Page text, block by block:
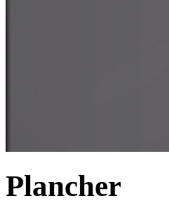
Plancher